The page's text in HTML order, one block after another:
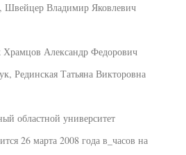
Швейцер Владимир Яковлевич
Храмцов Александр Федорович
Рединская Татьяна Викторовна
областной университет
26 марта 2008 года в_часов на